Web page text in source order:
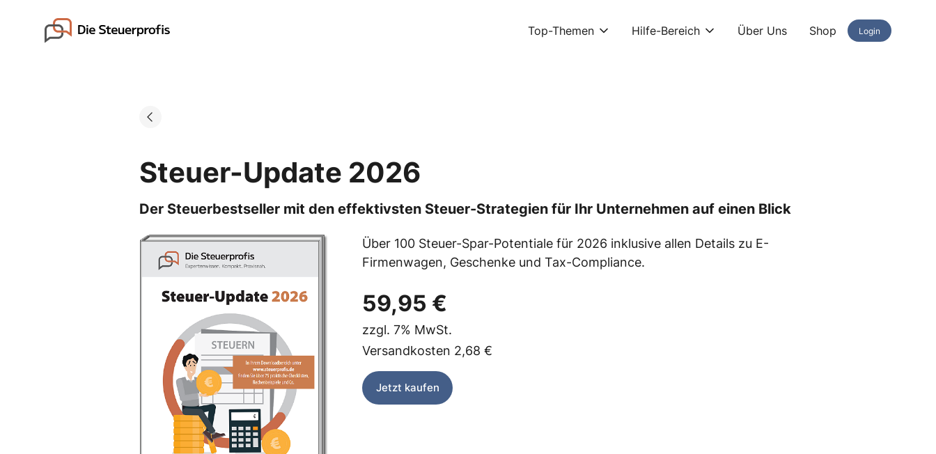
Go to landing page. Top-Themen Hilfe-Bereich Über Uns Shop Login
Steuer-Update 2026
Der Steuerbestseller mit den effektivsten Steuer-Strategien für Ihr Unternehmen auf einen Blick
Über 100 Steuer-Spar-Potentiale für 2026 inklusive allen Details zu E-
Firmenwagen, Geschenke und Tax-Compliance.
59,95 €
zzgl. 7% MwSt.
Versandkosten 2,68 €
Jetzt kaufen